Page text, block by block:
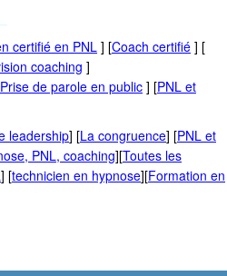
certifié en PNL ] [Coach certifié ] [
coaching ]
Prise de parole en public ] [PNL et
leadership] [La congruence] [PNL et
PNL, coaching][Toutes les
] [technicien en hypnose][Formation en